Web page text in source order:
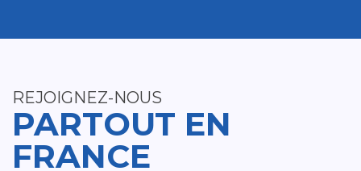
REJOIGNEZ-NOUS
PARTOUT EN
FRANCE